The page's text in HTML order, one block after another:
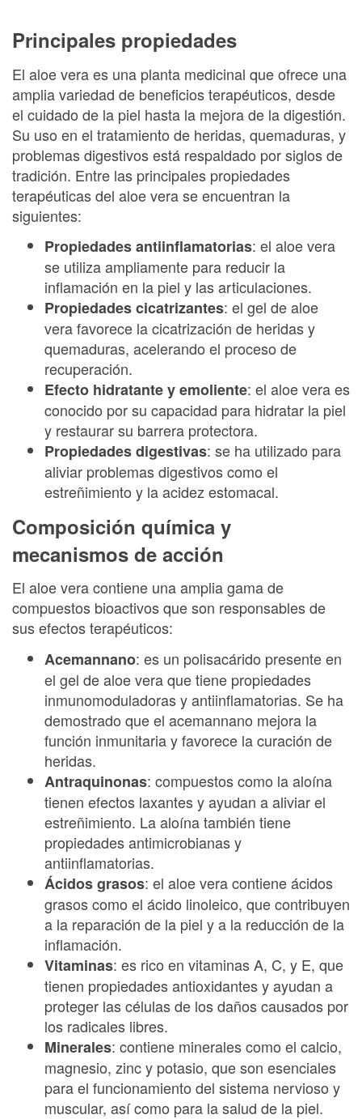
Principales propiedades
El aloe vera es una planta medicinal que ofrece una
amplia variedad de beneficios terapéuticos, desde
el cuidado de la piel hasta la mejora de la digestión.
Su uso en el tratamiento de heridas, quemaduras, y
problemas digestivos está respaldado por siglos de
tradición. Entre las principales propiedades
terapéuticas del aloe vera se encuentran la
siguientes:
Propiedades antiinflamatorias: el aloe vera
se utiliza ampliamente para reducir la
inflamación en la piel y las articulaciones.
Propiedades cicatrizantes: el gel de aloe
vera favorece la cicatrización de heridas y
quemaduras, acelerando el proceso de
recuperación.
Efecto hidratante y emoliente: el aloe vera es
conocido por su capacidad para hidratar la piel
y restaurar su barrera protectora.
Propiedades digestivas: se ha utilizado para
aliviar problemas digestivos como el
estreñimiento y la acidez estomacal.
Composición química y
mecanismos de acción
El aloe vera contiene una amplia gama de
compuestos bioactivos que son responsables de
sus efectos terapéuticos:
Acemannano: es un polisacárido presente en
el gel de aloe vera que tiene propiedades
inmunomoduladoras y antiinflamatorias. Se ha
demostrado que el acemannano mejora la
función inmunitaria y favorece la curación de
heridas.
Antraquinonas: compuestos como la aloína
tienen efectos laxantes y ayudan a aliviar el
estreñimiento. La aloína también tiene
propiedades antimicrobianas y
antiinflamatorias.
Ácidos grasos: el aloe vera contiene ácidos
grasos como el ácido linoleico, que contribuyen
a la reparación de la piel y a la reducción de la
inflamación.
Vitaminas: es rico en vitaminas A, C, y E, que
tienen propiedades antioxidantes y ayudan a
proteger las células de los daños causados por
los radicales libres.
Minerales: contiene minerales como el calcio,
magnesio, zinc y potasio, que son esenciales
para el funcionamiento del sistema nervioso y
muscular, así como para la salud de la piel.